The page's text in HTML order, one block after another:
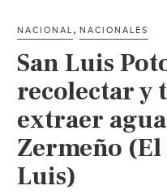
NACIONAL ,NACIONALES
San Luis
recolectar y
extraer
Zermeño (El
Luis)